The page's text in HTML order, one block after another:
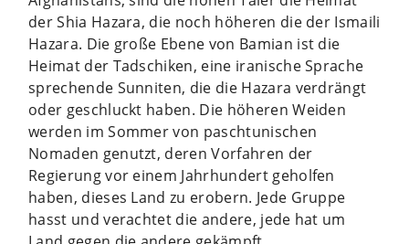
der Shia Hazara, die noch höheren die der Ismaili
Hazara. Die große Ebene von Bamian ist die
Heimat der Tadschiken, eine iranische Sprache
sprechende Sunniten, die die Hazara verdrängt
oder geschluckt haben. Die höheren Weiden
werden im Sommer von paschtunischen
Nomaden genutzt, deren Vorfahren der
Regierung vor einem Jahrhundert geholfen
haben, dieses Land zu erobern. Jede Gruppe
hasst und verachtet die andere, jede hat um